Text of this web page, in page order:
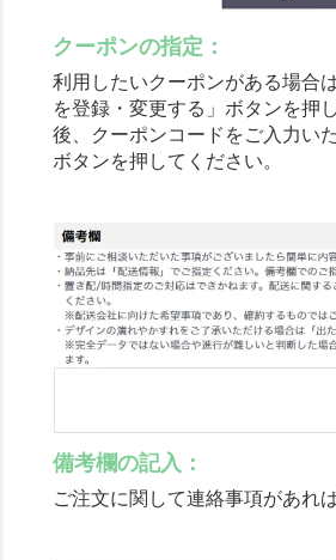
クーポンの指定：
利用したいクーポンがある場合
を登録・変更する」ボタンを押
後、クーポンコードをご入力い
ボタンを押してください。
備考欄の記入：
ご注文に関して連絡事項があれ